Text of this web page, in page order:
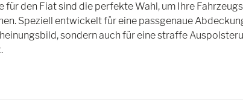
für den Fiat sind die perfekte Wahl, um Ihre
Speziell entwickelt für eine passgenaue
sondern auch für eine straffe